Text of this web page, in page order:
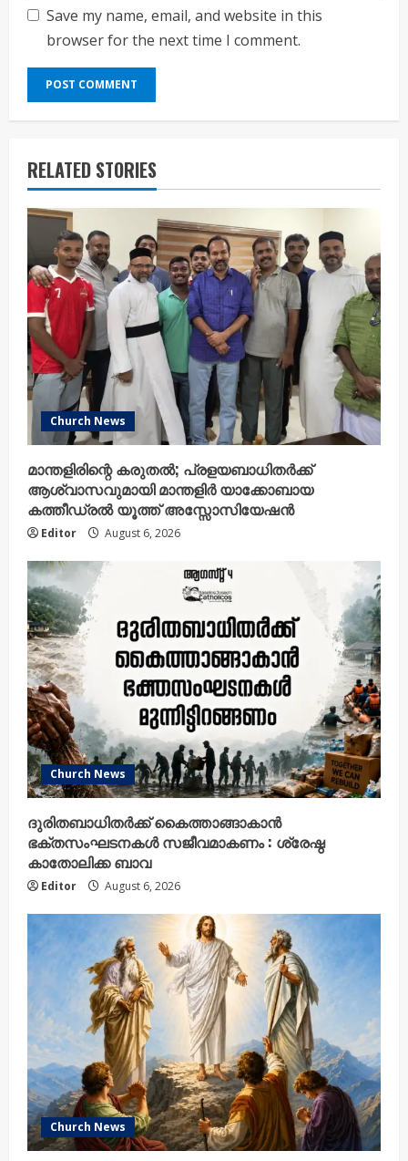
Save my name, email, and website in this
browser for the next time I comment.
RELATED STORIES
Church News
മാന്തളിരിന്റെ കരുതൽ; പ്രളയബാധിതർക്ക്
ആശ്വാസവുമായി മാന്തളിർ യാക്കോബായ
കത്തീഡ്രൽ യൂത്ത് അസ്സോസിയേഷൻ
Editor August 6, 2026
Church News
ദുരിതബാധിതർക്ക് കൈത്താങ്ങാകാൻ
ഭക്തസംഘടനകൾ സജീവമാകണം : ശ്രേഷ്ഠ
കാതോലിക്ക ബാവ
Editor August 6, 2026
Church News